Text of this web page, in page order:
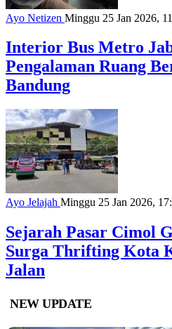
Ayo Netizen Minggu 25 Jan 2026,
Interior Bus Metro
Pengalaman Ruang
Bandung
Ayo Jelajah Minggu 25 Jan 2026,
Sejarah Pasar Cimol
Surga Thrifting Kota
Jalan
NEW UPDATE